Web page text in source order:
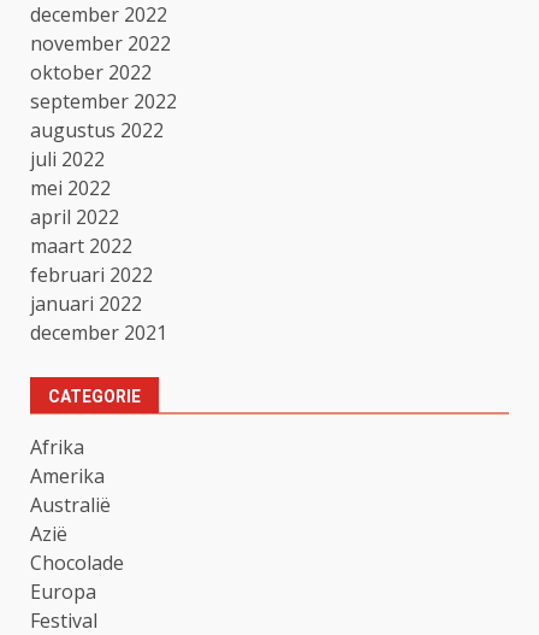
december 2022
november 2022
oktober 2022
september 2022
augustus 2022
juli 2022
mei 2022
april 2022
maart 2022
februari 2022
januari 2022
december 2021
CATEGORIE
Afrika
Amerika
Australië
Azië
Chocolade
Europa
Festival